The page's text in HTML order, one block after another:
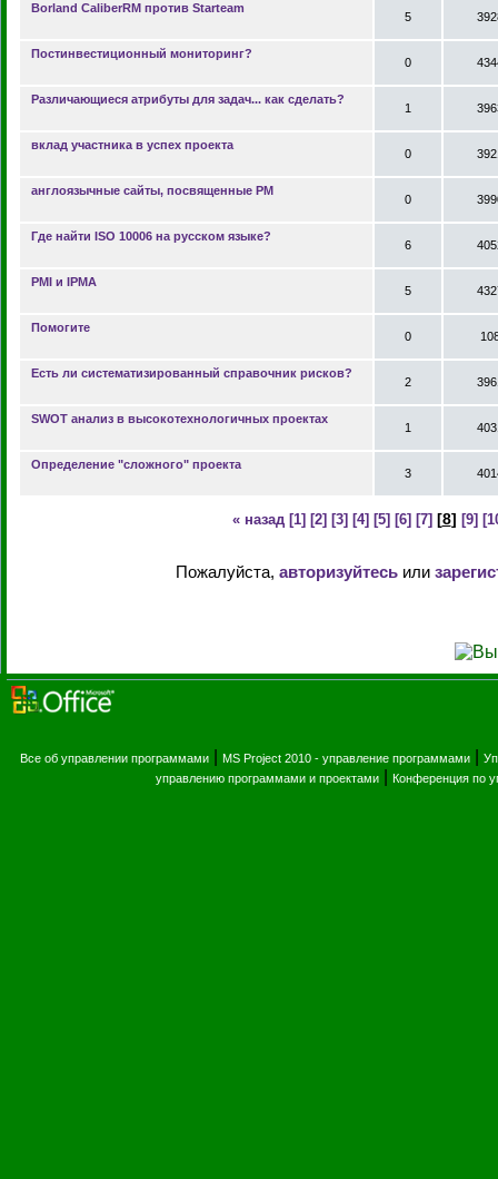
Borland CaliberRM против Starteam
5
Постинвестиционный мониторинг?
0
Различающиеся атрибуты для задач... как сделать?
1
вклад участника в успех проекта
0
англоязычные сайты, посвященные PM
0
Где найти ISO 10006 на русском языке?
6
PMI и IPMA
5
Помогите
0
Есть ли систематизированный справочник рисков?
2
SWOT анализ в высокотехнологичных проектах
1
Определение "сложного" проекта
3
« назад [1] [2] [3] [4] [5] [6] [7] [8] [9]
Пожалуйста, авторизуйтесьили
Все об управлении программами MS Project 2010 - управление программами
управлению программами и проектами| Конференция по